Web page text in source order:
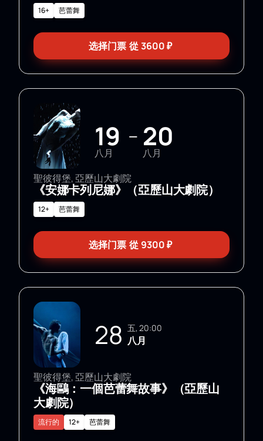
16+ 芭蕾舞
选择门票 從3600₽
19
八月
— 20
八月
聖彼得堡, 亞歷山大劇院
《安娜卡列尼娜》（亞歷山大劇院）
12+ 芭蕾舞
选择门票 從 9300₽
28 五, 20:00
八月
聖彼得堡, 亞歷山大劇院
《海鷗：一個芭蕾舞故事》（亞歷山
大劇院）
12+ 芭蕾舞
流行的